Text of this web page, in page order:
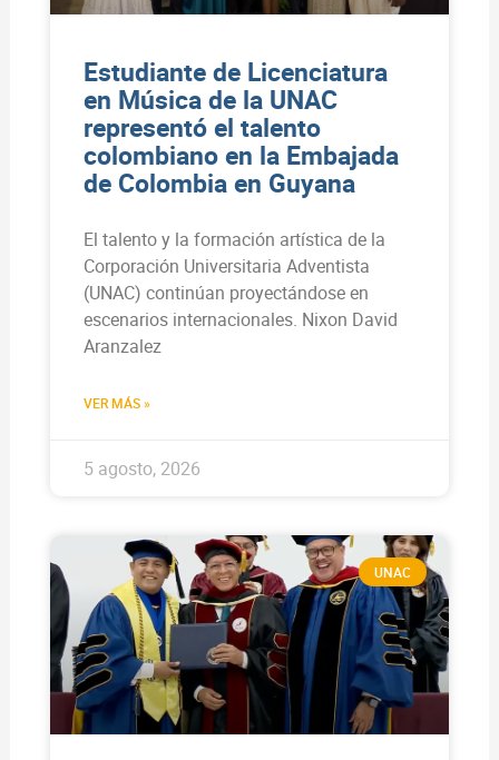
Estudiante de Licenciatura
en Música de la UNAC
representó el talento
colombiano en la Embajada
de Colombia en Guyana
El talento y la formación artística de la
Corporación Universitaria Adventista
(UNAC) continúan proyectándose en
escenarios internacionales. Nixon David
Aranzalez
VER MÁS »
5 agosto, 2026
UNAC